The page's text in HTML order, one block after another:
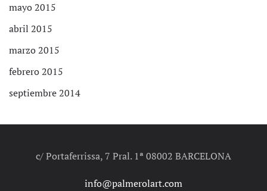
mayo 2015
abril 2015
marzo 2015
febrero 2015
septiembre 2014
c/ Portaferrissa, 7 Pral. 1ª 08002 BARCELONA
info@palmerolart.com